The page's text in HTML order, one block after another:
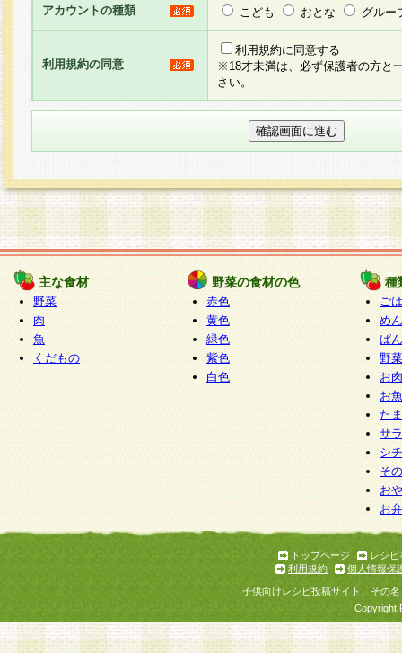
た全ての会員に対して本サービスの依頼をすると
りま す。
3.当社は、会員の事前の承諾を得ることなく、当
方 法・手段にて、本規約を任意に制定、変更ま
きるものとします。改定後の本規約等は、本規約
に掲示したときに、その 他の諸規定については
てその効力を生じるものとします。
4.本規約は、会員登録希望者による会員登録手続
の当社による会員登録の承認が完了した時点で会
たものとみなされ、会員に対して適用されるもの
5.当社がお聞きする個人情報は、すべて会員登録
で提 供いただいたものと考えております。従っ
自らの個人情報の提供を希望されない場合には、
をお預かりいたしません が、提供されないこと
商品やサービス等をご利用いただけない場合があ
了承ください。
6.当社は、お客様から当社が保有している個人情
加・ 利用停止等を求められた場合には、ご本人
て確認できた場合に限り、法令に準拠して合理的
いただきます。なお、開示 請求等の請求先は個
ります。
1.会員とは、本規約等を承諾のうえ、当社所定の
了し、当社が承認した者、グループとします。な
が以下に該当する場合は会員登録をすることがで
アカウントの種類 こども おとな グルー
利用規約の同意
利用規約に同意する
※18才未満は、必ず保護者の方と
さい。
主な食材
野菜
肉
魚
くだもの
野菜の食材の色
赤色
黄色
緑色
紫色
白色
種
ご
めん
ぱん
野
お
お
た
サ
シ
そ
お
お
トップページ
レシピ
利用規約
個人情報保
子供向けレシピ投稿サイト、その
Copyright